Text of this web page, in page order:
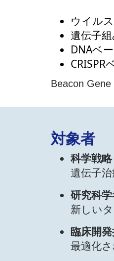
ウイル
遺伝子
DNAベ
CRISPR
Beacon
対象者
科学戦
遺伝子
研究科
新しい
臨床開
最適化